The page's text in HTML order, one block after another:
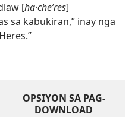
[ha·cheʹres]
sa kabukiran,” inay nga
OPSIYON SA PAG-
DOWNLOAD